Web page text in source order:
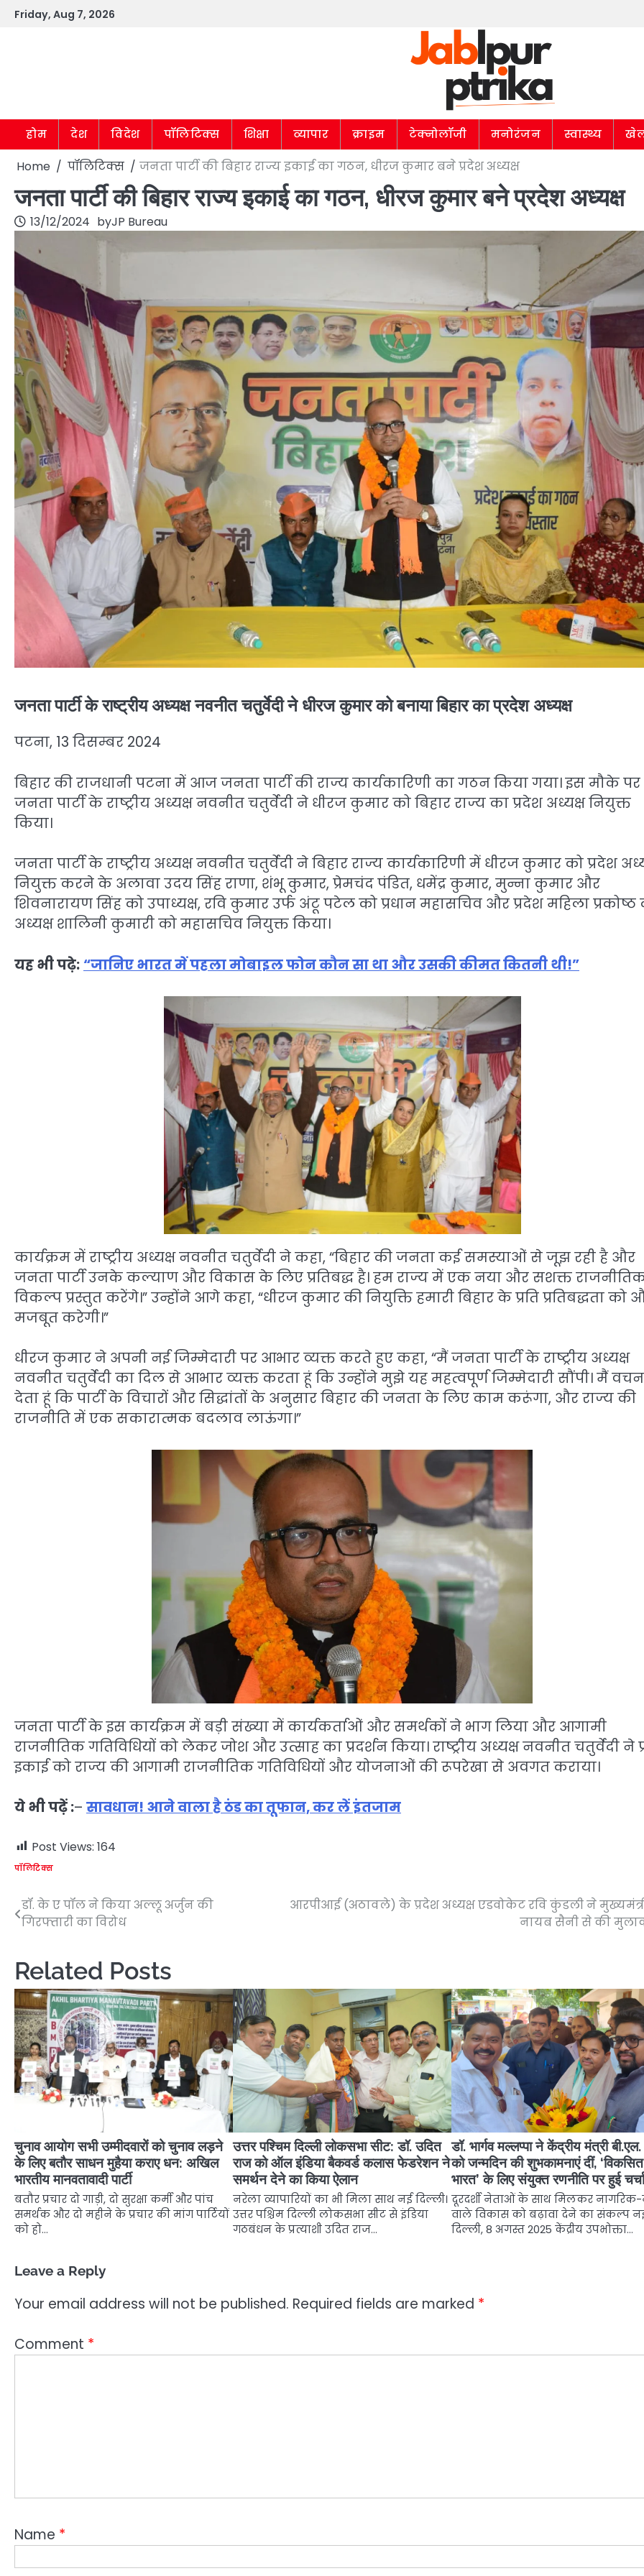
SkipFriday, Aug 7, 2026
होम देश विदेश पॉलिटिक्स शिक्षा व्यापार क्राइम टेक्नोलॉजी मनोरंजन स्वास्थ्य
Home पॉलिटिक्स जनता पार्टी की बिहार राज्य इकाई का गठन, धीरज कुमार बने प्रदेश अध्यक्ष
जनता पार्टी की बिहार राज्य इकाई का गठन, धीरज कुमार बने प्रदेश अध्यक्ष
13/12/2024 byJP Bureau
जनता पार्टी के राष्ट्रीय अध्यक्ष नवनीत चतुर्वेदी ने धीरज कुमार को बनाया बिहार का प्रदेश अध्यक्ष
पटना, 13 दिसम्बर 2024
बिहार की राजधानी पटना में आज जनता पार्टी की राज्य कार्यकारिणी का गठन किया गया। इस मौके पर
जनता पार्टी के राष्ट्रीय अध्यक्ष नवनीत चतुर्वेदी ने धीरज कुमार को बिहार राज्य का प्रदेश अध्यक्ष नियुक्त
किया।
जनता पार्टी के राष्ट्रीय अध्यक्ष नवनीत चतुर्वेदी ने बिहार राज्य कार्यकारिणी में धीरज कुमार को प्रदेश
नियुक्त करने के अलावा उदय सिंह राणा, शंभू कुमार, प्रेमचंद पंडित, धमेंद्र कुमार, मुन्ना कुमार और
शिवनारायण सिंह को उपाध्यक्ष, रवि कुमार उर्फ अंटू पटेल को प्रधान महासचिव और प्रदेश महिला प्रकोष्ठ
अध्यक्ष शालिनी कुमारी को महासचिव नियुक्त किया।
यह भी पढ़े: “जानिए भारत में पहला मोबाइल फोन कौन सा था और उसकी कीमत कितनी थी!”
कार्यक्रम में राष्ट्रीय अध्यक्ष नवनीत चतुर्वेदी ने कहा, “बिहार की जनता कई समस्याओं से जूझ रही है और
जनता पार्टी उनके कल्याण और विकास के लिए प्रतिबद्ध है। हम राज्य में एक नया और सशक्त
विकल्प प्रस्तुत करेंगे।” उन्होंने आगे कहा, “धीरज कुमार की नियुक्ति हमारी बिहार के प्रति प्रतिबद्धता को
मजबूत करेगी।”
धीरज कुमार ने अपनी नई जिम्मेदारी पर आभार व्यक्त करते हुए कहा, “मैं जनता पार्टी के राष्ट्रीय अध्यक्ष
नवनीत चतुर्वेदी का दिल से आभार व्यक्त करता हूं कि उन्होंने मुझे यह महत्वपूर्ण जिम्मेदारी सौंपी। मैं वचन
देता हूं कि पार्टी के विचारों और सिद्धांतों के अनुसार बिहार की जनता के लिए काम करूंगा, और राज्य की
राजनीति में एक सकारात्मक बदलाव लाऊंगा।”
जनता पार्टी के इस कार्यक्रम में बड़ी संख्या में कार्यकर्ताओं और समर्थकों ने भाग लिया और आगामी
राजनीतिक गतिविधियों को लेकर जोश और उत्साह का प्रदर्शन किया। राष्ट्रीय अध्यक्ष नवनीत चतुर्वेदी ने
इकाई को राज्य की आगामी राजनीतिक गतिविधियों और योजनाओं की रूपरेखा से अवगत कराया।
ये भी पढ़ें :– सावधान! आने वाला है ठंड का तूफान, कर लें इंतजाम
Post Views: 164
पॉलिटिक्स
Post
डॉ. के ए पॉल ने किया अल्लू अर्जुन की
गिरफ्तारी का विरोध
आरपीआई (अठावले) के प्रदेश अध्यक्ष एडवोकेट रवि कुंडली ने मुख्यमंत्री
नायब सैनी से की
Related Posts
चुनाव आयोग सभी उम्मीदवारों को चुनाव लड़ने
के लिए बतौर साधन मुहैया कराए धन: अखिल
भारतीय मानवतावादी पार्टी
बतौर प्रचार दो गाड़ी, दो सुरक्षा कर्मी और पांच
समर्थक और दो महीने के प्रचार की मांग पार्टियों
को हो…
उत्तर पश्चिम दिल्ली लोकसभा सीट: डॉ. उदित
राज को ऑल इंडिया बैकवर्ड कलास फेडरेशन ने
समर्थन देने का किया ऐलान
नरेला व्यापारियों का भी मिला साथ नई दिल्ली।
उत्तर पश्चिम दिल्ली लोकसभा सीट से इंडिया
गठबंधन के प्रत्याशी उदित राज…
डॉ. भार्गव मल्लप्पा ने केंद्रीय मंत्री बी.एल.
को जन्मदिन की शुभकामनाएं दीं, ‘विकसित
भारत’ के लिए संयुक्त रणनीति पर हुई
दूरदर्शी नेताओं के साथ मिलकर
वाले विकास को बढ़ावा देने का संकल्प
दिल्ली, 8 अगस्त 2025 केंद्रीय उपभोक्ता…
Leave a Reply
Your email address will not be published. Required fields are marked *
Comment *
Name *